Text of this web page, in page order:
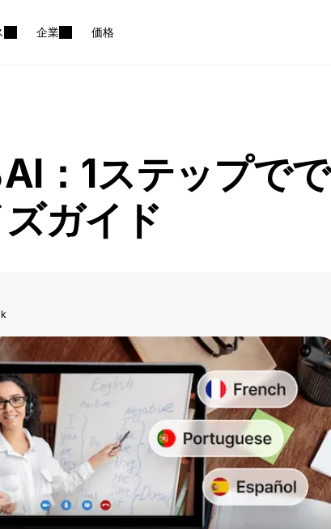
企業 価格
：1ステップでで
ガイド